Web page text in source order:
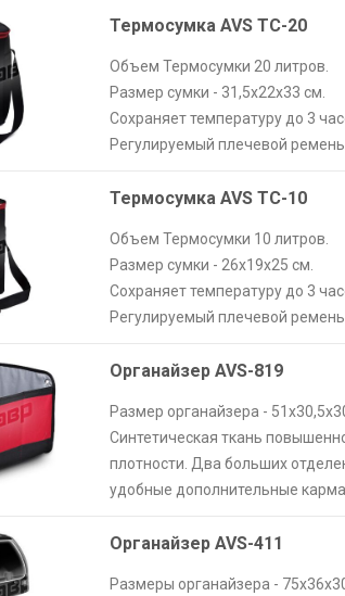
Термосумка AVS ТС-20
Объем Термосумки 20 литров.
Размер сумки - 31,5х22х33 см.
Сохраняет температуру до 3
Регулируемый плечевой ремень.
Термосумка AVS ТС-10
Объем Термосумки 10 литров.
Размер сумки - 26х19х25 см.
Сохраняет температуру до 3
Регулируемый плечевой ремень.
Органайзер AVS-819
Размер органайзера -
Синтетическая ткань
плотности. Два больших
удобные дополнительные
Органайзер AVS-411
Размеры органайзера -